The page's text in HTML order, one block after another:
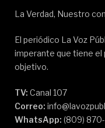
La Verdad, Nuestro
El periódico La Voz
imperante que tiene el
objetivo.
TV: Canal 107
Correo:
WhatsApp: (809)